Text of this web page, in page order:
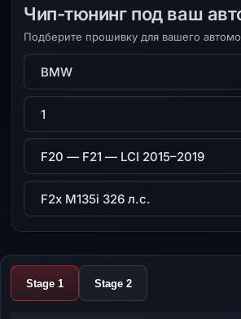
Чип-тюнинг под ваш
Подберите прошивку для вашего
Марка
Модель
Поколение
Двигатель
Stage 1 Stage 2